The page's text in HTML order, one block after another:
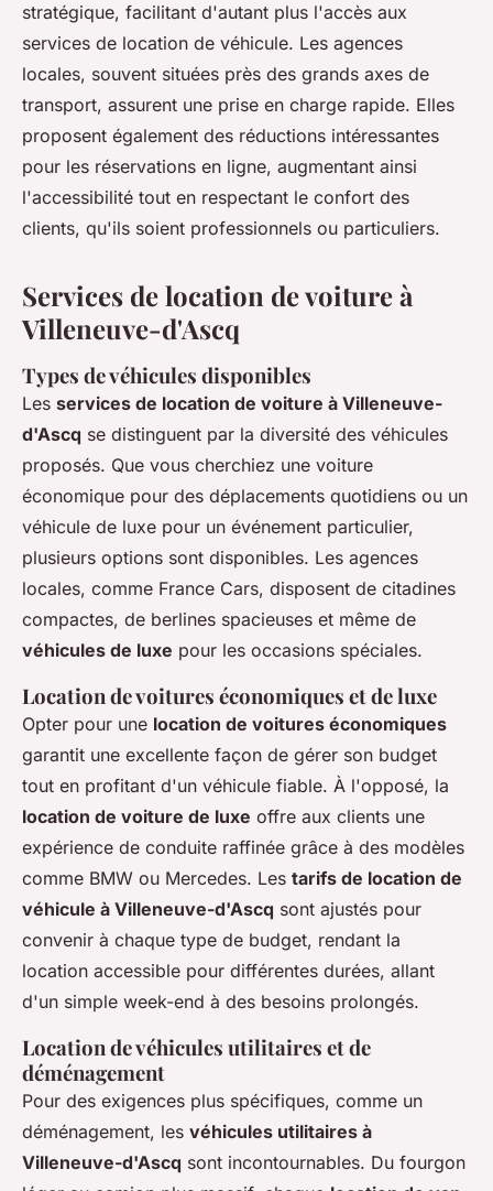
stratégique, facilitant d'autant plus l'accès aux
services de location de véhicule. Les agences
locales, souvent situées près des grands axes de
transport, assurent une prise en charge rapide. Elles
proposent également des réductions intéressantes
pour les réservations en ligne, augmentant ainsi
l'accessibilité tout en respectant le confort des
clients, qu'ils soient professionnels ou particuliers.
Services de location de voiture à
Villeneuve-d'Ascq
Types de véhicules disponibles
Les services de location de voiture à Villeneuve-
d'Ascq se distinguent par la diversité des véhicules
proposés. Que vous cherchiez une voiture
économique pour des déplacements quotidiens ou un
véhicule de luxe pour un événement particulier,
plusieurs options sont disponibles. Les agences
locales, comme France Cars, disposent de citadines
compactes, de berlines spacieuses et même de
véhicules de luxe pour les occasions spéciales.
Location de voitures économiques et de luxe
Opter pour une location de voitures économiques
garantit une excellente façon de gérer son budget
tout en profitant d'un véhicule fiable. À l'opposé, la
location de voiture de luxe offre aux clients une
expérience de conduite raffinée grâce à des modèles
comme BMW ou Mercedes. Les tarifs de location de
véhicule à Villeneuve-d'Ascq sont ajustés pour
convenir à chaque type de budget, rendant la
location accessible pour différentes durées, allant
d'un simple week-end à des besoins prolongés.
Location de véhicules utilitaires et de
déménagement
Pour des exigences plus spécifiques, comme un
déménagement, les véhicules utilitaires à
Villeneuve-d'Ascq sont incontournables. Du fourgon